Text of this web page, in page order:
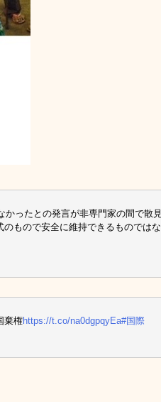
ったとの発言が非専門家の間で散見
もので安全に維持できるものではな
棄権https://t.co/na0dgpqyEa#国際